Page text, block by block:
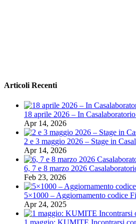
Articoli Recenti
18 aprile 2026 – In
Apr 14, 2026
2 e 3 maggio 2026 – Stage in
Apr 14, 2026
6, 7 e 8 marzo 2026
Feb 23, 2026
5×1000 – Aggiornamento codice
Apr 24, 2025
1 maggio: KUMITE Incontrarsi